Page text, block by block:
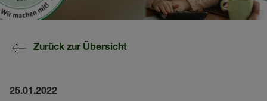
Zurück zur Übersicht
25.01.2022